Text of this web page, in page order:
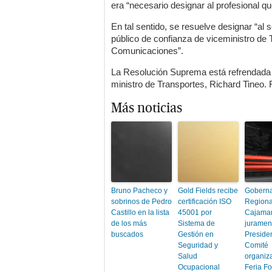
era “necesario designar al profesional
En tal sentido, se resuelve designar “al
público de confianza de viceministro de
Comunicaciones”.
La Resolución Suprema está
ministro de Transportes, Richard Tineo.
Más noticias
Bruno Pacheco y
sobrinos de Pedro
Castillo en la lista
de los más
buscados
Gold Fields recibe
certificación ISO
45001 por
Sistema de
Gestión en
Seguridad y
Salud
Ocupacional
Comité
Feria